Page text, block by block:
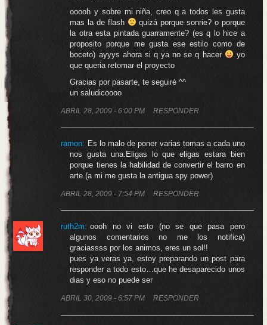
ooooh y sobre mi niña, creo q a todos les gusta
mas la de flash
quizá porque sonrie? o porque
la otra esta pintada guarramente? (es q lo hice a
proposito porque me gusta ese estilo como de
boceto) ayyys ahora si q ya no se q hacer
yo
que queria retomar el proyecto
Gracias por pasarte, te seguiré ^^
un saludicoooo
ABRIL 28, 2009 - 6:00 PM RESPONDER
ramon: Es lo malo de poner varias tomas a cada uno
nos gusta una.Eligas lo que eligas estara bien
porque tienes la habilidad de convertir el barro en
arte.(a mi me gusta la antigua spy power)
ABRIL 28, 2009 - 7:54 PM RESPONDER
ruth2m: oooh no vi esto (no se que pasa pero
algunos comentarios no me los notifica)
graciassss por los animos, eres un sol!!
pues ya veras ya, estoy preparando un post para
responder a todo esto…que he desaparecido unos
dias y eso no puede ser
ABRIL 30, 2009 - 6:57 PM RESPONDER